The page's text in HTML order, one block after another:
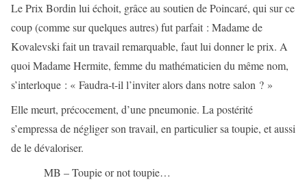
Le Prix Bordin lui échoit, grâce au soutien de Poincaré, qui sur ce
coup (comme sur quelques autres) fut parfait : Madame de
Kovalevski fait un travail remarquable, faut lui donner le prix. A
quoi Madame Hermite, femme du mathématicien du même nom,
s’interloque : « Faudra-t-il l’inviter alors dans notre salon ? »
Elle meurt, précocement, d’une pneumonie. La postérité
s’empressa de négliger son travail, en particulier sa toupie, et aussi
de le dévaloriser.
MB – Toupie or not toupie…